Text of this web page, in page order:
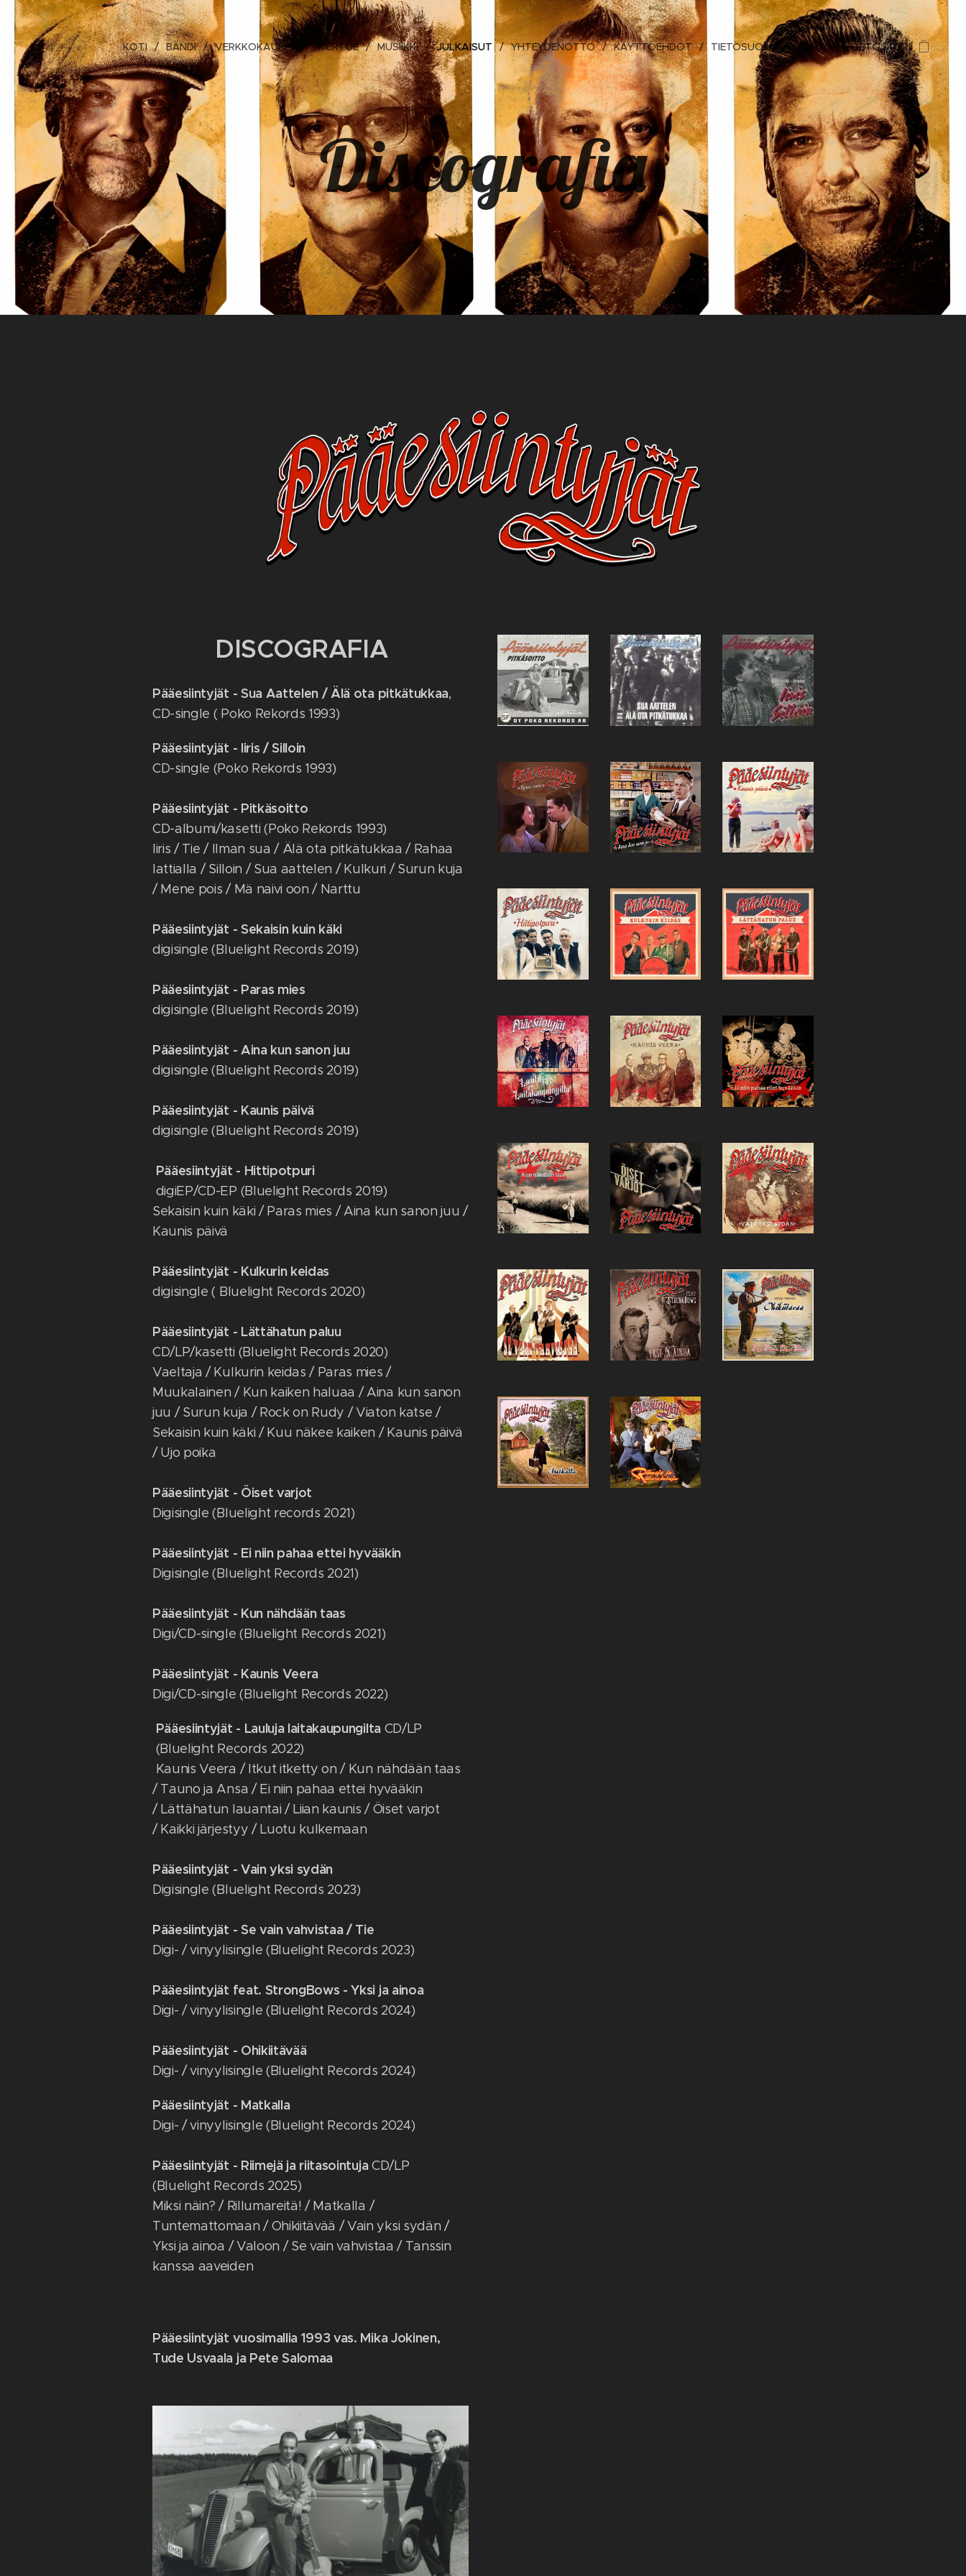
KOTI BÄNDI VERKKOKAUPPA KIERTUE MUSIIKKI JULKAISUT YHTEYDENOTTO KÄYTTÖEHDOT TIETOSUOJAKÄYTÄNTÖ OSTOSKORI
Discografia
DISCOGRAFIA
Pääesiintyjät - Sua Aattelen / Älä ota pitkätukkaa,
CD-single ( Poko Rekords 1993)
Pääesiintyjät - Iiris / Silloin
CD-single (Poko Rekords 1993)
Pääesiintyjät - Pitkäsoitto
CD-albumi/kasetti (Poko Rekords 1993)
Iiris / Tie / Ilman sua / Älä ota pitkätukkaa / Rahaa
lattialla / Silloin / Sua aattelen / Kulkuri / Surun kuja
/ Mene pois / Mä naivi oon / Narttu
Pääesiintyjät - Sekaisin kuin käki
digisingle (Bluelight Records 2019)
Pääesiintyjät - Paras mies
digisingle (Bluelight Records 2019)
Pääesiintyjät - Aina kun sanon juu
digisingle (Bluelight Records 2019)
Pääesiintyjät - Kaunis päivä
digisingle (Bluelight Records 2019)
Pääesiintyjät - Hittipotpuri
digiEP/CD-EP (Bluelight Records 2019)
Sekaisin kuin käki / Paras mies / Aina kun sanon juu /
Kaunis päivä
Pääesiintyjät - Kulkurin keidas
digisingle ( Bluelight Records 2020)
Pääesiintyjät - Lättähatun paluu
CD/LP/kasetti (Bluelight Records 2020)
Vaeltaja / Kulkurin keidas / Paras mies /
Muukalainen / Kun kaiken haluaa / Aina kun sanon
juu / Surun kuja / Rock on Rudy / Viaton katse /
Sekaisin kuin käki / Kuu näkee kaiken / Kaunis päivä
/ Ujo poika
Pääesiintyjät - Öiset varjot
Digisingle (Bluelight records 2021)
Pääesiintyjät - Ei niin pahaa ettei hyvääkin
Digisingle (Bluelight Records 2021)
Pääesiintyjät - Kun nähdään taas
Digi/CD-single (Bluelight Records 2021)
Pääesiintyjät - Kaunis Veera
Digi/CD-single (Bluelight Records 2022)
Pääesiintyjät - Lauluja laitakaupungilta CD/LP
(Bluelight Records 2022)
Kaunis Veera / Itkut itketty on / Kun nähdään taas
/ Tauno ja Ansa / Ei niin pahaa ettei hyvääkin
/ Lättähatun lauantai / Liian kaunis / Öiset varjot
/ Kaikki järjestyy / Luotu kulkemaan
Pääesiintyjät - Vain yksi sydän
Digisingle (Bluelight Records 2023)
Pääesiintyjät - Se vain vahvistaa / Tie
Digi- / vinyylisingle (Bluelight Records 2023)
Pääesiintyjät feat. StrongBows - Yksi ja ainoa
Digi- / vinyylisingle (Bluelight Records 2024)
Pääesiintyjät - Ohikiitävää
Digi- / vinyylisingle (Bluelight Records 2024)
Pääesiintyjät - Matkalla
Digi- / vinyylisingle (Bluelight Records 2024)
Pääesiintyjät - Riimejä ja riitasointujaCD/LP
(Bluelight Records 2025)
Miksi näin? / Rillumareitä! / Matkalla /
Tuntemattomaan / Ohikiitävää / Vain yksi sydän /
Yksi ja ainoa / Valoon / Se vain vahvistaa / Tanssin
kanssa aaveiden
Pääesiintyjät vuosimallia 1993 vas. Mika Jokinen,
Tude Usvaala ja Pete Salomaa